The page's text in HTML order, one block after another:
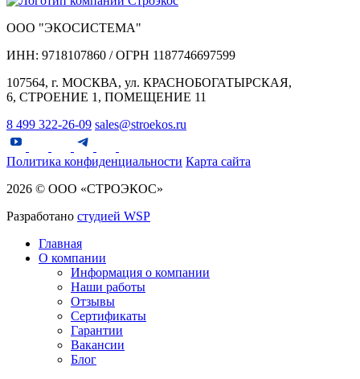
ООО "ЭКОСИСТЕМА"
ИНН: 9718107860 / ОГРН 1187746697599
107564, г. МОСКВА, ул. КРАСНОБОГАТЫРСКАЯ,
6, СТРОЕНИЕ 1, ПОМЕЩЕНИЕ 11
8 499 322-26-09 sales@stroekos.ru
Политика конфиденциальности Карта сайта
2026 © ООО «СТРОЭКОС»
Разработано студией WSP
Главная
О компании
Информация о компании
Наши работы
Отзывы
Сертификаты
Гарантии
Вакансии
Блог